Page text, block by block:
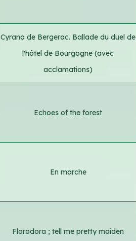
Cyrano de Bergerac. Ballade du duel de
l'hôtel de Bourgogne (avec
acclamations)
Echoes of the forest
En marche
Florodora ; tell me pretty maiden